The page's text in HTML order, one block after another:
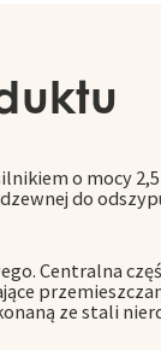
o mocy
do
Centralna
ze stali